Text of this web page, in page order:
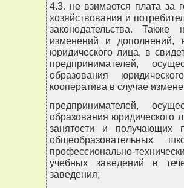
4.3. не взимается плата за
хозяйствования и
законодательства.
изменений и дополнений,
юридического лица, в
предпринимателей,
образования
кооператива в случае
предпринимателей,
образования юридического
занятости и получающих
общеобразовательных
профессионально-
учебных заведений в
заведения;